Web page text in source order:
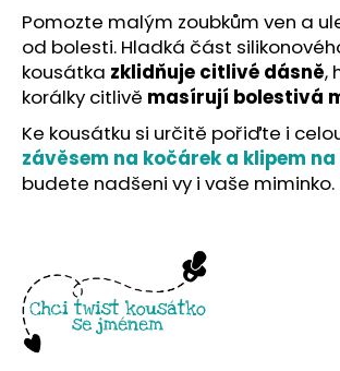
Pomozte malým zoubkům ven a
od bolesti. Hladká část
kousátka zklidňuje citlivé dásně,
korálky citlivě masírují bolestivá
Ke kousátku si určitě pořiďte i
závěsem na kočárek a klipem
budete nadšeni vy i vaše miminko.
e
m
e